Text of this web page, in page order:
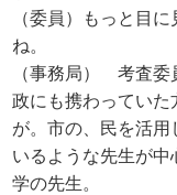
（委員）もっと目
ね。
（事務局） 考査委
政にも携わっていた
が。市の、民を活用
いるような先生が
学の先生。